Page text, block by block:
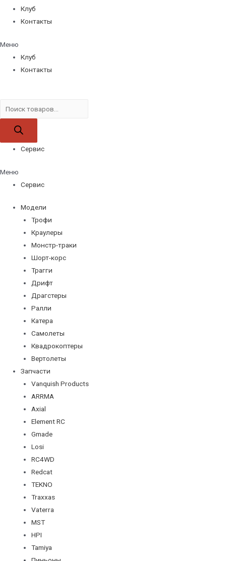
Клуб
Контакты
Меню
Клуб
Контакты
товаров
Сервис
Меню
Сервис
Модели
Трофи
Краулеры
Монстр-траки
Шорт-корс
Трагги
Дрифт
Драгстеры
Ралли
Катера
Самолеты
Квадрокоптеры
Вертолеты
Запчасти
Vanquish Products
ARRMA
Axial
Element RC
Gmade
Losi
RC4WD
Redcat
TEKNO
Traxxas
Vaterra
MST
HPI
Tamiya